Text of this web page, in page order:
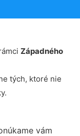
Západného
tých, ktoré nie
vám